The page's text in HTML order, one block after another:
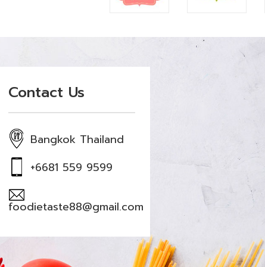
Contact Us
Bangkok Thailand
+6681 559 9599
foodietaste88@gmail.com